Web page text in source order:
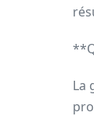
La